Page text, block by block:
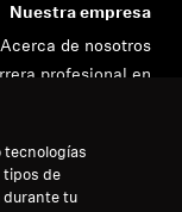
Nuestra empresa
Acerca de nosotros
profesional en
Sala de prensa
de marca
tecnologías
tipos de
durante tu